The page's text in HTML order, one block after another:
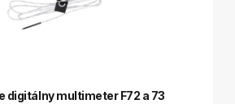
digitálny multimeter F72 a 73